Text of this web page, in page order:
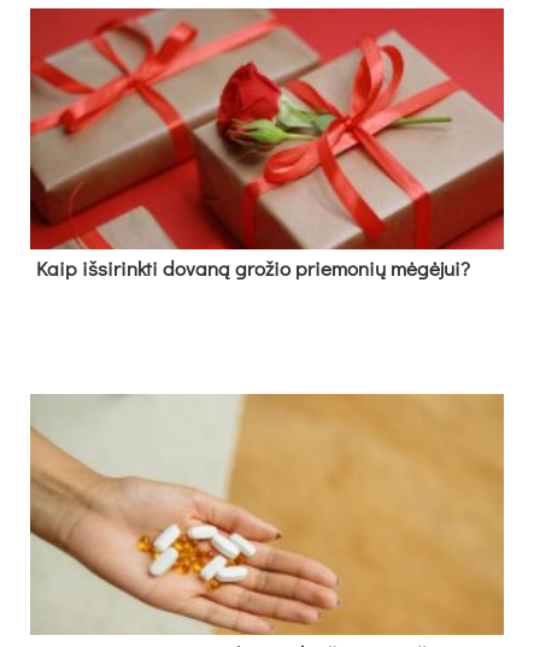
Kaip išsirinkti dovaną grožio priemonių mėgėjui?